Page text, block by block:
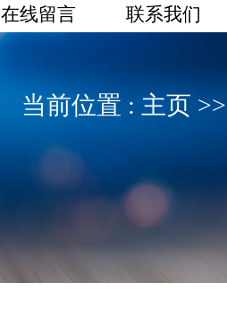
在线留言 联系我们
当前位置 : 主页 >>